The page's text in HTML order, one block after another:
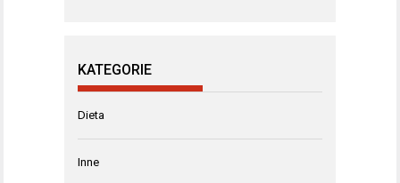
KATEGORIE
Dieta
Inne